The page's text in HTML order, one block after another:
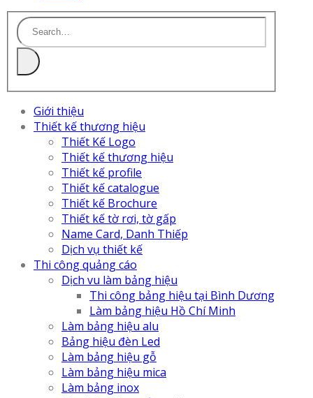
Giới thiệu
Thiết kế thương hiệu
Thiết Kế Logo
Thiết kế thương hiệu
Thiết kế profile
Thiết kế catalogue
Thiết kế Brochure
Thiết kế tờ rơi, tờ gấp
Name Card, Danh Thiếp
Dịch vụ thiết kế
Thi công quảng cáo
Dịch vu làm bảng hiệu
Thi công bảng hiệu tại Bình Dương
Làm bảng hiệu Hồ Chí Minh
Làm bảng hiệu alu
Bảng hiệu đèn Led
Làm bảng hiệu gỗ
Làm bảng hiệu mica
Làm bảng inox